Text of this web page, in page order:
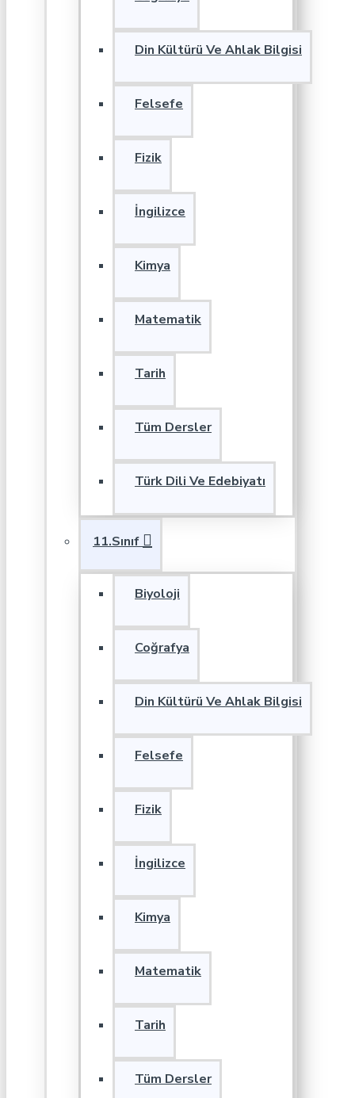
Din Kültürü Ve Ahlak Bilgisi
Felsefe
Fizik
İngilizce
Kimya
Matematik
Tarih
Tüm Dersler
Türk Dili Ve Edebiyatı
11.Sınıf
Biyoloji
Coğrafya
Din Kültürü Ve Ahlak Bilgisi
Felsefe
Fizik
İngilizce
Kimya
Matematik
Tarih
Tüm Dersler